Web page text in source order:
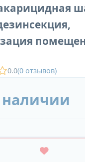
0.0(0 отзывов)
наличии